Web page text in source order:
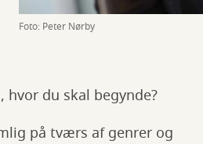
Foto: Peter Nørby
du skal begynde?
på tværs af genrer og